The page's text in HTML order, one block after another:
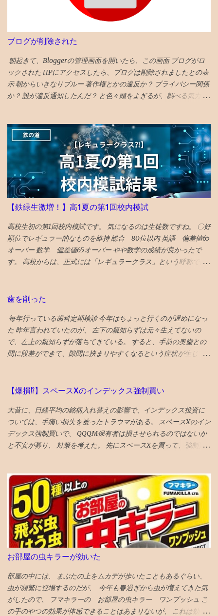
ジャズ喫茶マイルストーン、 グラバー園 、梅ヶ枝 焼餅 きく水
を紹介。 46位 沖縄 国際イベントや災害復興の観点を踏まえて
選出される「５２箇所」なので、 火災から復興した 首里城 の秋の
再オープンを紹介。 秋まで待てない人は、 琉球ランタンフェステ
ィバル や 伊江島ゆり祭り へ！とのこと 全文読めるギフトリンク
2026記事 〇2025年 30位 富山 出典：NYタイムズHP 2025年に
行くべき旅行先の 30番目に能登の玄関口 であり地震豪雨災害から
の復興として観光誘致を進めている 富山 がランクイン。 文化豊か
インバーのアルプ、おでん屋さんの飛騨、カレー屋のスズキー
マ、珈琲駅ブルートレイン、ジャズバーのハナミズキノヘヤを紹
介。 （下記ギフトリンクの記事中にグーグルマップへのリンクあ
り） NYタイムズ紙は選出にあたり、国際イベント開催や災害復興
の観点を踏まえているとのことです。 38位 大阪 食と商のまち
大阪の革新的プロジェクトとして、 グラングリーン 大阪（公園）
を紹介。 ウォルドール・アストリアホテル、フォーシーズンズホ
テル、万博の開催のほか、進歩主義的都市としてLGBTQ＋のコミ
ュニティセンターであるプライドセンターを紹介。 ギフトリンク
なので全文読めます→ 2025年に行くべき52カ所の英語記事全文 〇
2024年 3位 山口 また、NYタイムズHP画像に明示されている数
字（下に引用している山口の場合は...
ブログが削除された
朝起きて、Bloggerの管理画面を開いたら、この画面 ブログがロ
ックされた HPにアクセスしたら、ブログは削除されましたとの表
示 朝からいきなりブルー 著作権とかの違反か？ プライバシー関係
か？ 誰が違反通知したんだ？ と色々頭をよぎるが、調べる気力が
た写真に何か埋め込まれていたのか、htmlコードを貼り付けたの
で何か入っていたのか と一瞬思ったが、 そもそも記事作成画面に
一切アクセスできないので、修正もできないため、放置。 データ
全部とんだと思いブルーな気分。 最近は見た映画の備忘録と化し
ていたが、備忘録がなくなると困る。 ケチらずにワードプレスに
しておくべきだったかと若干後悔 昼飯食いながらネットで調べる
どうやら、Googleのボットが自動で巡回して判定していて、 大量
の誤判定ロック（削除）が５年に一回ぐらいおきるらしい 再審査
ボタンを押した １０時間後、２２時過ぎ、メールが届いて ブログ
復活させたとの通知 急ぎ管理画面にアクセスし、バックアップを
出力・保存した
【鉄緑生激増！】高1夏の第1回校内模試
高校生初の第1回校内模試です。 気になるのは生徒数ですね。 〇好
順位でレギュラー的なものを維持 総合 80位以内 英語 偏差値65
オーバー 数学 偏差値65オーバー やや数学の成績が良かったで
す。 高校からは、正式には「レギュラークラス」という呼称では
のも、好要因でしょう。 なにしろ、応用クラスの季節 講習は校内
校で塾生が激増！ 高校からの新規入塾で中3の校内模試時に比べて
受験者が 400人 増えました！ でも、みたことある名前ばかりで成
績優秀上位メンバーは固定してます。 高校入塾からの「いきなり
30傑」は厳しそうです。 継続が重要です。
歯を削った
毎年行っている歯科定期検診 今年はちょっと行くのが遅めになっ
た 昨年言われていたのが、 左下の親知らずは元々生えてないの
で、左上の親知らずが落ちてきている。 すると、手前の奥歯との
間に段差ができて、隙間に挟まりやすくなるという症状が生じて
見した 年をとってくると移植に使えなくなり、噛み合わせに役立
さらに削るとか、抜歯に至るのもやむを得ないと考えれば、 段差
をなくすために、歯を削るのもそんなに侵襲性が高い措置でもな
くなってくる ので、１ミリぐらい親知らずを削ってもらい、手前
の奥歯との段差をなくした ２食ほど食べてみたが、挟まらなくな
ったら抜歯処置 という選択肢があるとのこと
【爆損⁉︎】スペースXのインデックス強制買い
大昔に、日経平均の銘柄入れ替えの影響で、インデックス投資に
ついては、手痛い損失を被ったトラウマがある。 スペースXのイン
デックス強制買いで、 QQQM保有者は損させられるのではないか
と不安が募り、 対策を考えた。 先にスペースXを買って、強制買
ことにした とりあえず、税金も手数料も払わずにすむのが、心理
的に銘柄入れ替えにやさしい し、上昇の見込みも薄いので。 が、
６％ぐらいの高配当株なので、全売却の勇気もない。NISAだし。
VTIとラッセル1000は6月1９日 オルカンは6月2６日 ナスダック
100は7月6日 に強制買いが起きると思われる 今３％の浮動株が
６％になるロックアップ解除の90日以内には、半分は売り 浮動株
２０％になるロックアップ解除の180日以内には、全部売ることと
する 次の日思い直す。やっぱりナスダック１００の強制買いの日
に全売却しよう。 引けの３０分の前に１割。３０分の前半後半で
各４割。ひけなりで１割。 がいいと、AIがアドバイスしてくる。
その後、高値掴みした株価は低迷、 指数買い第一波VTIの6月19日
に気持ち持ち直し気味とも言えなくないが、 さらに下落してい
お部屋の虫キラーが効いた
部屋の中には、 まぶたの上をムカデが歩いたこともあるぐらい、
虫が頻繁に登場するのだが、 今年も春過ぎから虫が増えてきた気
がしたので、 フマキラーの お部屋の虫キラー ワンプッシュ こ
の手のやつの効果が体感できることはあまりないが、 これは効い